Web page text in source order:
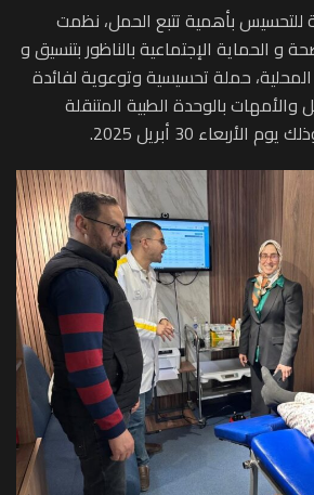
للتحسيس بأهمية تتبع الحمل، نظمت
و الحماية الإجتماعية بالناظور بتنسيق و
حملة تحسيسية وتوعوية لفائدة
والأمهات بالوحدة الطبية المتنقلة
30 أبريل 2025.